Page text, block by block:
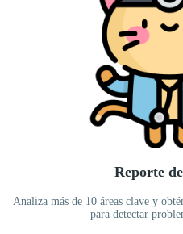
Reporte
Analiza más de 10 áreas clave y
para detectar